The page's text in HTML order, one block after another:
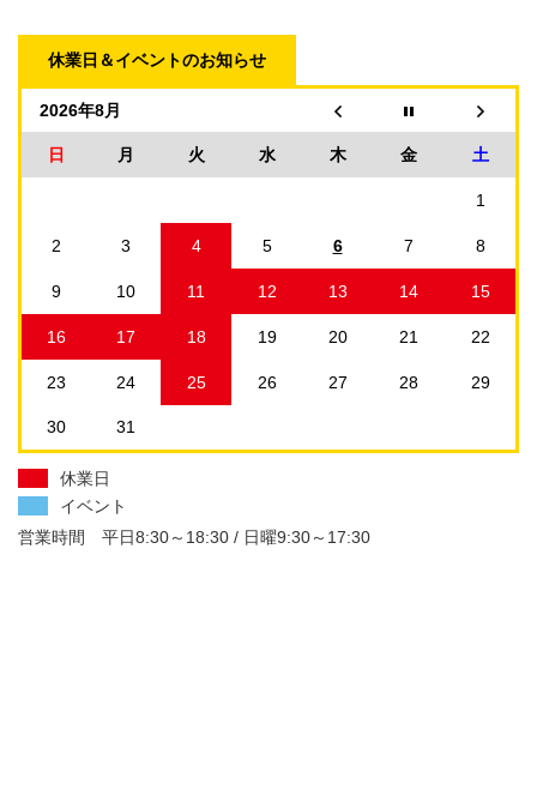
休業日＆イベントのお知らせ
2026年8月
日 月 火 水 木 金 土
1
2 3 4 5 6 7 8
9 10 11 12 13 14 15
16 17 18 19 20 21 22
23 24 25 26 27 28 29
30 31
休業日
イベント